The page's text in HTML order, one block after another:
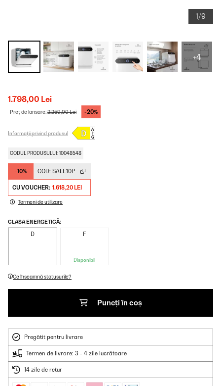
1/9
+4
1.798,00 Lei
Preț de lansare:2.259,00 Lei -20%
Informații privind produsul
CODUL PRODUSULUI: 10048548
-10% COD: SALE10P
CU VOUCHER: 1.618,20 LEI
Termeni de utilizare
CLASA ENERGETICĂ:
D F
Disponibil
Ce înseamnă statusurile?
Puneți în coș
Pregătit pentru livrare
Termen de livrare: 3 - 4 zile lucrătoare
14 zile de retur